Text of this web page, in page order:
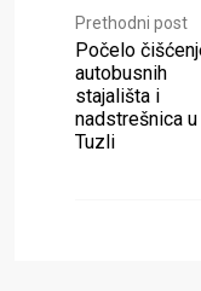
Prethodni post
Počelo
autobusnih
stajališta i
nadstrešnica u
Tuzli